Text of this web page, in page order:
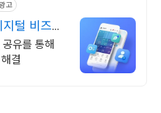
고
털 비즈니
유를 통해
결